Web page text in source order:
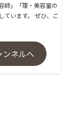
師」「理・美容室の
ています。 ぜひ、ご
ネルへ